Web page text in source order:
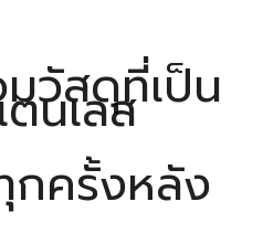
วัสดุที่เป็น
ตนเลส
ครั้งหลัง